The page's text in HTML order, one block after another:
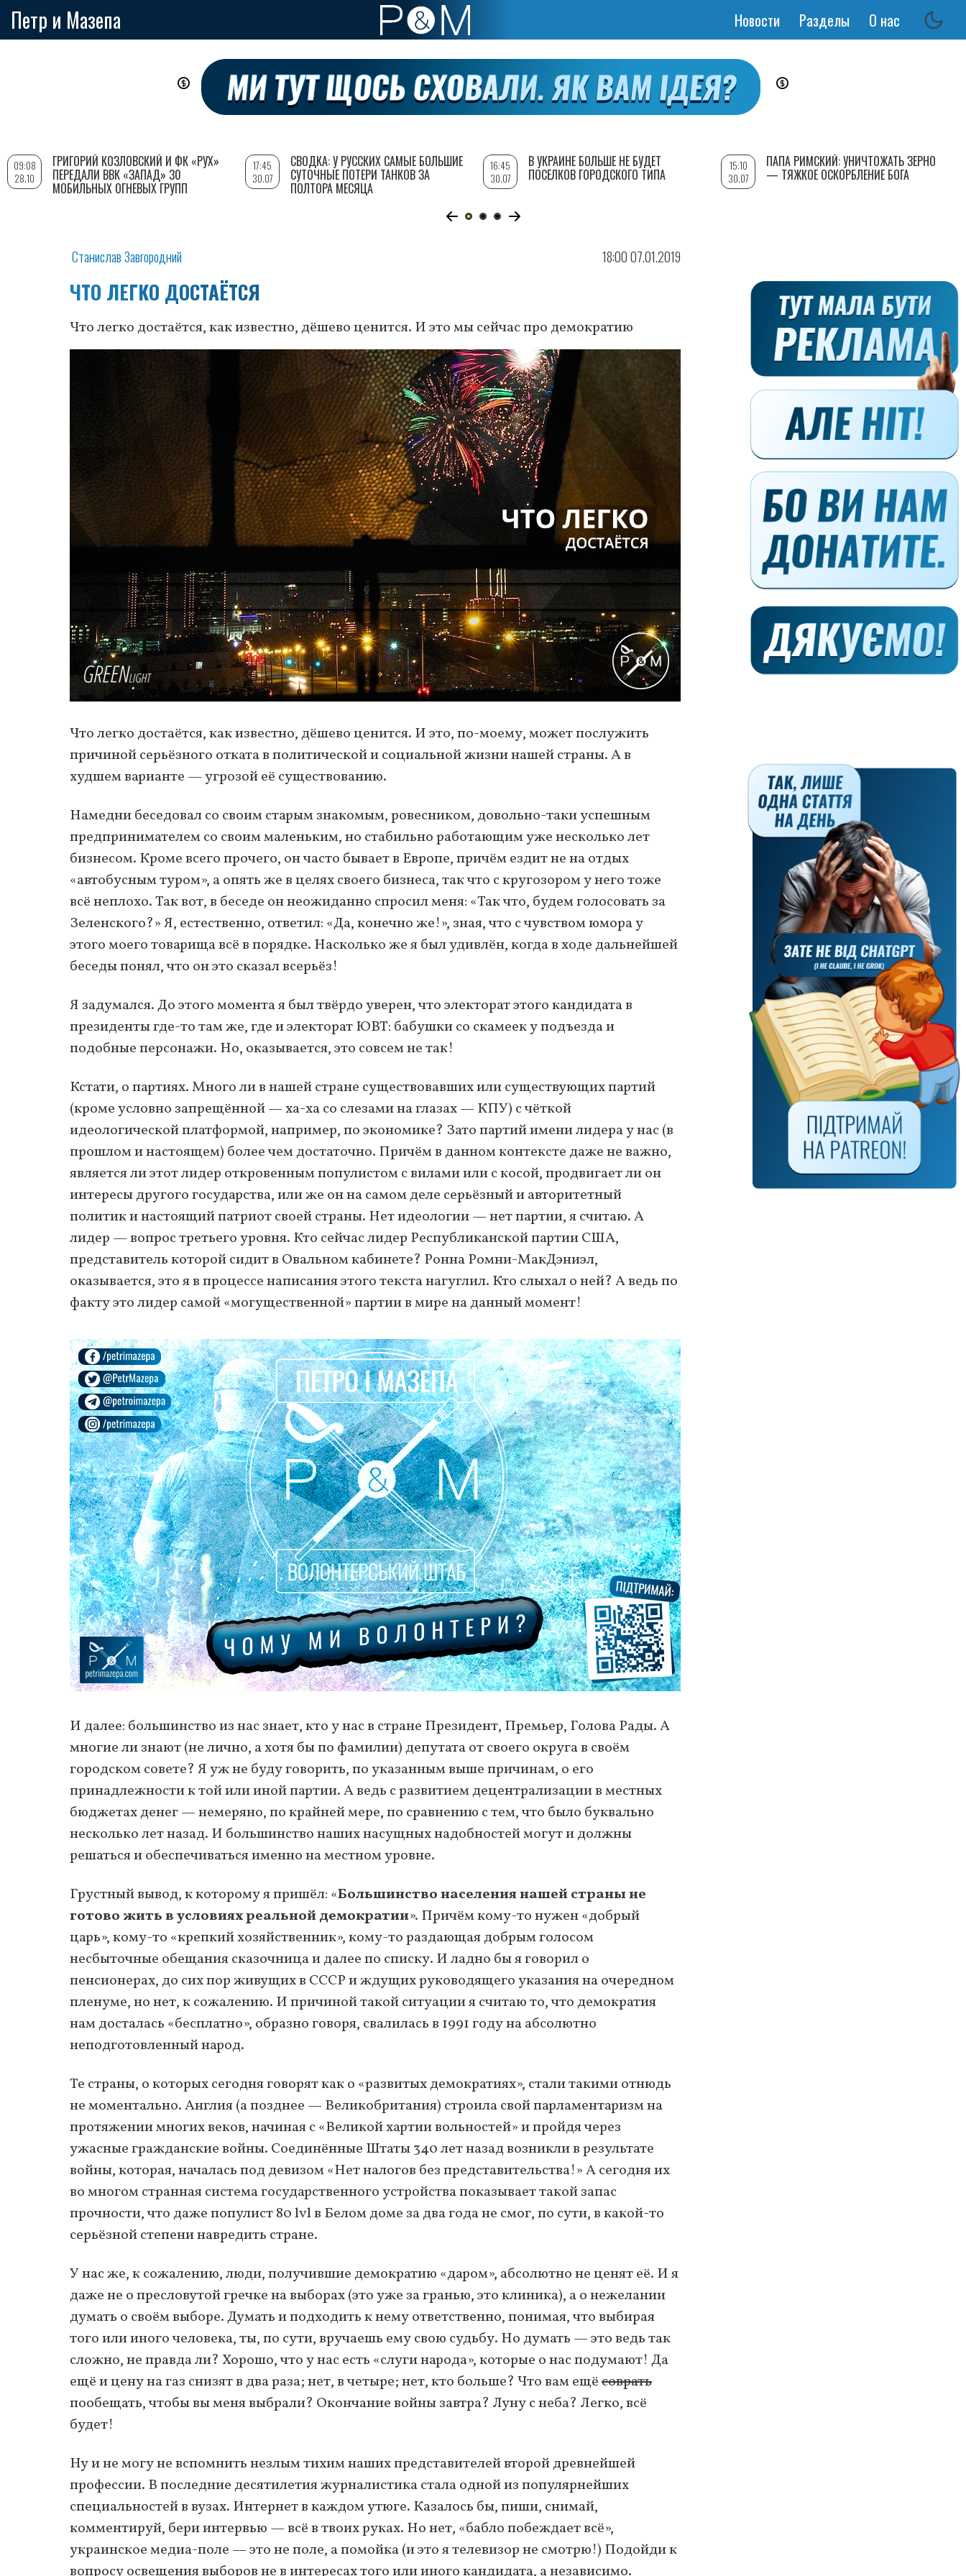
Петр и Мазепа
Основная
Новости Разделы О нас
Станислав Завгородний 18:00 07.01.2019
ЧТО ЛЕГКО ДОСТАЁТСЯ
Что легко достаётся, как известно, дёшево ценится. И это мы сейчас про демократию
Что легко достаётся, как известно, дёшево ценится. И это, по-моему, может послужить
причиной серьёзного отката в политической и социальной жизни нашей страны. А в
худшем варианте — угрозой её существованию.
Намедни беседовал со своим старым знакомым, ровесником, довольно-таки успешным
предпринимателем со своим маленьким, но стабильно работающим уже несколько лет
бизнесом. Кроме всего прочего, он часто бывает в Европе, причём ездит не на отдых
«автобусным туром», а опять же в целях своего бизнеса, так что с кругозором у него тоже
всё неплохо. Так вот, в беседе он неожиданно спросил меня: «Так что, будем голосовать за
Зеленского?» Я, естественно, ответил: «Да, конечно же!», зная, что с чувством юмора у
этого моего товарища всё в порядке. Насколько же я был удивлён, когда в ходе дальнейшей
беседы понял, что он это сказал всерьёз!
Я задумался. До этого момента я был твёрдо уверен, что электорат этого кандидата в
президенты где-то там же, где и электорат ЮВТ: бабушки со скамеек у подъезда и
подобные персонажи. Но, оказывается, это совсем не так!
Кстати, о партиях. Много ли в нашей стране существовавших или существующих партий
(кроме условно запрещённой — ха-ха со слезами на глазах — КПУ) с чёткой
идеологической платформой, например, по экономике? Зато партий имени лидера у нас (в
прошлом и настоящем) более чем достаточно. Причём в данном контексте даже не важно,
является ли этот лидер откровенным популистом с вилами или с косой, продвигает ли он
интересы другого государства, или же он на самом деле серьёзный и авторитетный
политик и настоящий патриот своей страны. Нет идеологии — нет партии, я считаю. А
лидер — вопрос третьего уровня. Кто сейчас лидер Республиканской партии США,
представитель которой сидит в Овальном кабинете? Ронна Ромни-МакДэниэл,
оказывается, это я в процессе написания этого текста нагуглил. Кто слыхал о ней? А ведь по
факту это лидер самой «могущественной» партии в мире на данный момент!
И далее: большинство из нас знает, кто у нас в стране Президент, Премьер, Голова Рады. А
многие ли знают (не лично, а хотя бы по фамилии) депутата от своего округа в своём
городском совете? Я уж не буду говорить, по указанным выше причинам, о его
принадлежности к той или иной партии. А ведь с развитием децентрализации в местных
бюджетах денег — немеряно, по крайней мере, по сравнению с тем, что было буквально
несколько лет назад. И большинство наших насущных надобностей могут и должны
решаться и обеспечиваться именно на местном уровне.
Грустный вывод, к которому я пришёл: «Большинство населения нашей страны не
готово жить в условиях реальной демократии». Причём кому-то нужен «добрый
царь», кому-то «крепкий хозяйственник», кому-то раздающая добрым голосом
несбыточные обещания сказочница и далее по списку. И ладно бы я говорил о
пенсионерах, до сих пор живущих в СССР и ждущих руководящего указания на очередном
пленуме, но нет, к сожалению. И причиной такой ситуации я считаю то, что демократия
нам досталась «бесплатно», образно говоря, свалилась в 1991 году на абсолютно
неподготовленный народ.
Те страны, о которых сегодня говорят как о «развитых демократиях», стали такими отнюдь
не моментально. Англия (а позднее — Великобритания) строила свой парламентаризм на
протяжении многих веков, начиная с «Великой хартии вольностей» и пройдя через
ужасные гражданские войны. Соединённые Штаты 340 лет назад возникли в результате
войны, которая, началась под девизом «Нет налогов без представительства!» А сегодня их
во многом странная система государственного устройства показывает такой запас
прочности, что даже популист 80 lvl в Белом доме за два года не смог, по сути, в какой-то
серьёзной степени навредить стране.
У нас же, к сожалению, люди, получившие демократию «даром», абсолютно не ценят её. И я
даже не о пресловутой гречке на выборах (это уже за гранью, это клиника), а о нежелании
думать о своём выборе. Думать и подходить к нему ответственно, понимая, что выбирая
того или иного человека, ты, по сути, вручаешь ему свою судьбу. Но думать — это ведь так
сложно, не правда ли? Хорошо, что у нас есть «слуги народа», которые о нас подумают! Да
ещё и цену на газ снизят в два раза; нет, в четыре; нет, кто больше? Что вам ещёсоврать
пообещать, чтобы вы меня выбрали? Окончание войны завтра? Луну с неба? Легко, всё
будет!
Ну и не могу не вспомнить незлым тихим наших представителей второй древнейшей
профессии. В последние десятилетия журналистика стала одной из популярнейших
специальностей в вузах. Интернет в каждом утюге. Казалось бы, пиши, снимай,
комментируй, бери интервью — всё в твоих руках. Но нет, «бабло побеждает всё»,
украинское медиа-поле — это не поле, а помойка (и это я телевизор не смотрю!) Подойди к
вопросу освещения выборов не в интересах того или иного кандидата, а независимо.
09:08
28.10
ГРИГОРИЙ КОЗЛОВСКИЙ И ФК «РУХ»
ПЕРЕДАЛИ ВВК «ЗАПАД» 30
МОБИЛЬНЫХ ОГНЕВЫХ ГРУПП
17:45
30.07
СВОДКА: У РУССКИХ САМЫЕ БОЛЬШИЕ
СУТОЧНЫЕ ПОТЕРИ ТАНКОВ ЗА
ПОЛТОРА МЕСЯЦА
16:45
30.07
В УКРАИНЕ БОЛЬШЕ НЕ БУДЕТ
ПОСЕЛКОВ ГОРОДСКОГО ТИПА
15:10
30.07
ПАПА РИМСКИЙ: УНИЧТОЖАТЬ ЗЕРНО
— ТЯЖКОЕ ОСКОРБЛЕНИЕ БОГА